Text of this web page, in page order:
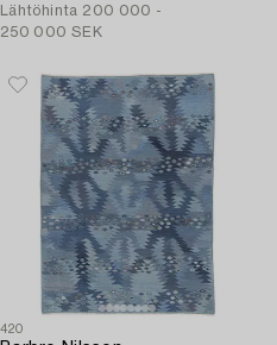
Lähtöhinta 200 000 -
250 000 SEK
420